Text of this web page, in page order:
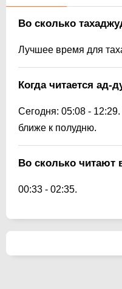
Во сколько
Лучшее время для
Когда читается ад-
Сегодня: 05:08 - 12:29
ближе к полудню.
Во сколько читают
00:33 - 02:35.